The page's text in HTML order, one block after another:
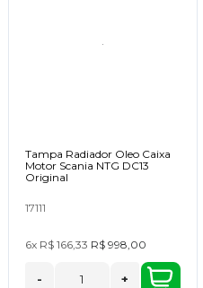
Tampa Radiador Oleo Caixa
Motor Scania NTG DC13
Original
17111
6x R$ 166,33 R$ 998,00
- +